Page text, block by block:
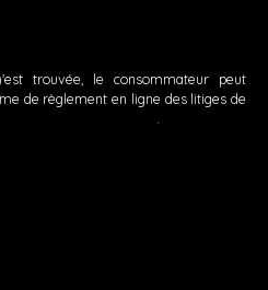
trouvée, le consommateur peut
de règlement en ligne des litiges de
.